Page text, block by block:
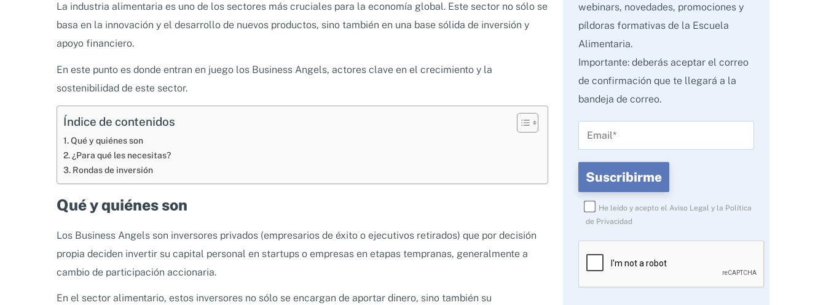
La industria alimentaria es uno de los sectores más cruciales para la economía global. Este sector no sólo se
basa en la innovación y el desarrollo de nuevos productos, sino también en una base sólida de inversión y
apoyo financiero.
En este punto es donde entran en juego los Business Angels, actores clave en el crecimiento y la
sostenibilidad de este sector.
Índice de contenidos
Qué y quiénes son
¿Para qué les necesitas?
Rondas de inversión
Qué y quiénes son
Los Business Angels son inversores privados (empresarios de éxito o ejecutivos retirados) que por decisión
propia deciden invertir su capital personal en startups o empresas en etapas tempranas, generalmente a
cambio de participación accionaria.
En el sector alimentario, estos inversores no sólo se encargan de aportar dinero, sino también su
webinars, novedades, promociones y
píldoras formativas de la Escuela
Alimentaria.
Importante: deberás aceptar el correo
de confirmación que te llegará a la
bandeja de correo.
He leído y acepto el Aviso Legal y la Política
de Privacidad
favor,
deja